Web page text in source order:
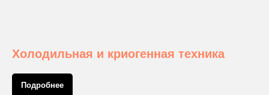
Холодильная и криогенная техника
Подробнее